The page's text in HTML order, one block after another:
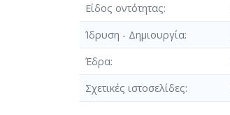
Είδος οντότητας
Ίδρυση - Δημιουργία
Έδρα
Σχετικές ιστοσελίδες